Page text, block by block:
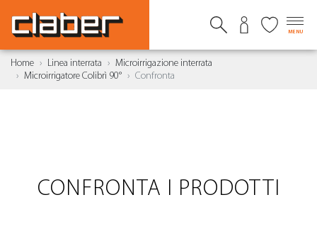
MENU
Home Linea interrata
Microirrigazione interrata
Microirrigatore Colibrì 90°
Confronta
CONFRONTA I PRODOTTI